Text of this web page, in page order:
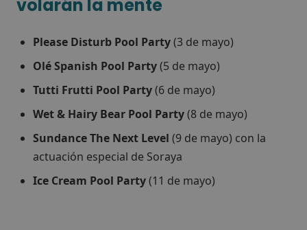
volarán la mente
Please Disturb Pool Party(3 de mayo)
Olé Spanish Pool Party(5 de mayo)
Tutti Frutti Pool Party(6 de mayo)
Wet & Hairy Bear Pool Party(8 de mayo)
Sundance The Next Level (9 de mayo) con la
actuación especial de Soraya
Ice Cream Pool Party(11 de mayo)